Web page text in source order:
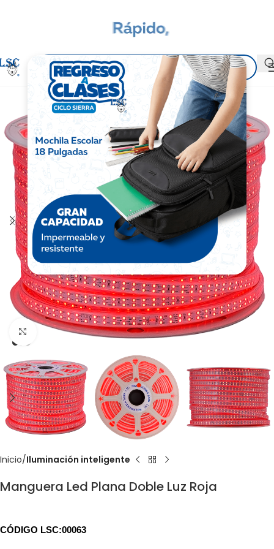
Click to enlarge
Inicio Iluminación inteligente
Manguera Led Plana Doble Luz Roja
CÓDIGO LSC:00063